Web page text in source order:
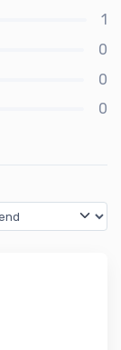
1
0
0
0